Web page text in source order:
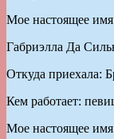
Мое настоящее
Габриэлла Да
Откуда приехала:
Кем работает:
Мое настоящее